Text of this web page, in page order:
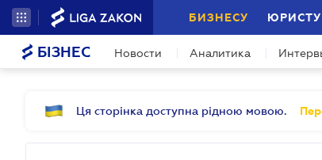
БИЗНЕСУ ЮРИСТУ
БІЗНЕС Новости Аналитика
Ця сторінка доступна рідною мовою.